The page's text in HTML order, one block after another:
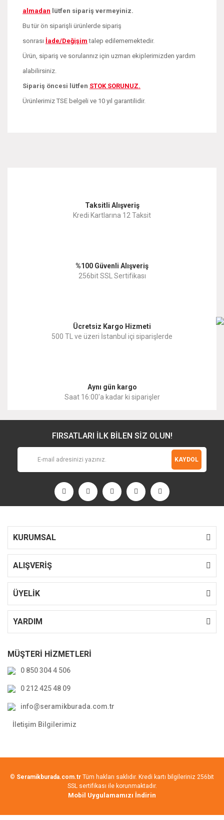
almadan lütfen sipariş vermeyiniz.
Bu tür ön siparişli ürünlerde sipariş
sonrası İade/Değişim talep edilememektedir.
Ürün, sipariş ve sorularınız için uzman ekiplerimizden yardım
alabilirsiniz.
Sipariş öncesi lütfen STOK SORUNUZ.
Ürünlerimiz TSE belgeli ve 10 yıl garantilidir.
Ürün resmi kalitesiz, bozuk veya görüntülenemiyor.
Ürün fiyatı diğer sitelerden daha pahalı.
Taksitli Alışveriş
Kredi Kartlarına 12 Taksit
%100 Güvenli Alışveriş
256bit SSL Sertifikası
Ücretsiz Kargo Hizmeti
500 TL ve üzeri İstanbul içi siparişlerde
Aynı gün kargo
Saat 16:00'a kadar ki siparişler
FIRSATLARI İLK BİLEN SİZ OLUN!
KAYDOL
KURUMSAL
ALIŞVERİŞ
ÜYELİK
YARDIM
MÜŞTERİ HİZMETLERİ
0 850 304 4 506
0 212 425 48 09
info@seramikburada.com.tr
İletişim Bilgilerimiz
© Seramikburada.com.tr Tüm hakları saklıdır. Kredi kartı bilgileriniz 256bit
SSL sertifikası ile korunmaktadır.
Mobil Uygulamamızı İndirin